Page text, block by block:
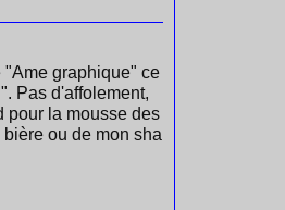
"Ame graphique" ce
Pas d'affolement,
pour la mousse des
ou de mon sha